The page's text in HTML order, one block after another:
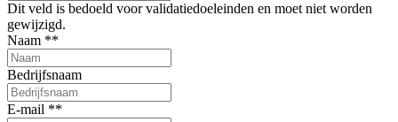
Dit veld is bedoeld voor validatiedoeleinden en moet niet worden
gewijzigd.
Naam **
Bedrijfsnaam
E-mail **